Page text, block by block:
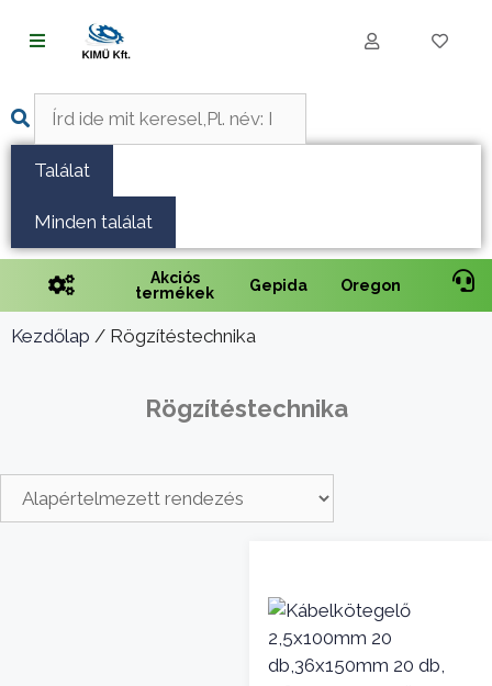
Vágás és fűrészelés
Akkumulátoros termékek
Talajápolás és tisztítás
Alkatrészek
Kenőanyagok és kannák
Védőfelszerelés
Találat
Minden találat
Akciós
termékek
Gepida Oregon
Kezdőlap / Rögzítéstechnika
Rögzítéstechnika